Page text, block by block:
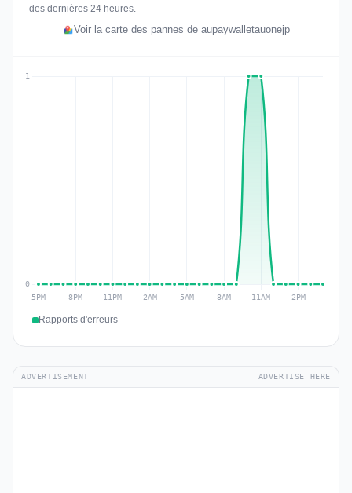
des dernières 24 heures.
Voir la carte des pannes de aupaywalletauonejp
Rapports d'erreurs
ADVERTISEMENT ADVERTISE HERE